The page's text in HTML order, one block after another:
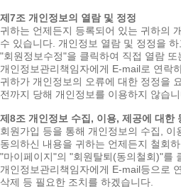
제7조 개인정보의 열람 및 정정
귀하는 언제든지 등록되어 있는 귀하의
수 있습니다. 개인정보 열람 및 정정을
"회원정보수정"을 클릭하여 직접 열람 또
개인정보관리책임자에게 E-mail로 연락
귀하가 개인정보의 오류에 대한 정정을
전까지 당해 개인정보를 이용하지 않습니
제8조 개인정보 수집, 이용, 제공에 대한
회원가입 등을 통해 개인정보의 수집, 이
동의하신 내용을 귀하는 언제든지 철회
"마이페이지"의 "회원탈퇴(동의철회)"를
개인정보관리책임자에게 E-mail등으로
삭제 등 필요한 조치를 하겠습니다.